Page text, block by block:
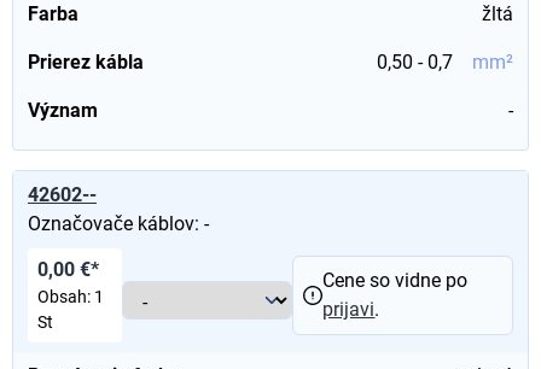
Farba žltá
Prierez kábla 0,50 - 0,7 mm²
Význam -
42602--
Označovače káblov: -
0,00 €*
Obsah: 1
St
Cene so vidne po
prijavi.